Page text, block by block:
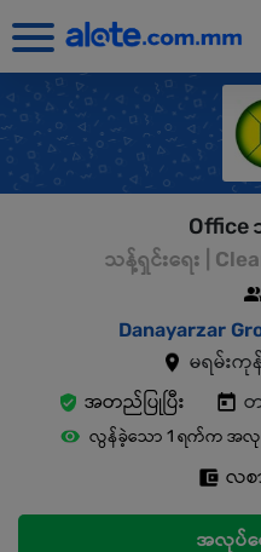
Office
သန့်ရှင်းရေး |
Danayarzar
မရမ်းကု
အတည်ပြုပြီး
လွန်ခဲ့သော 1 ရက်က အလု
လစ
အလုပ်လ